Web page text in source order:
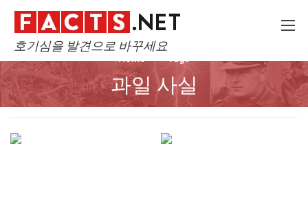
호기심을 발견으로 바꾸세요
과일 사실